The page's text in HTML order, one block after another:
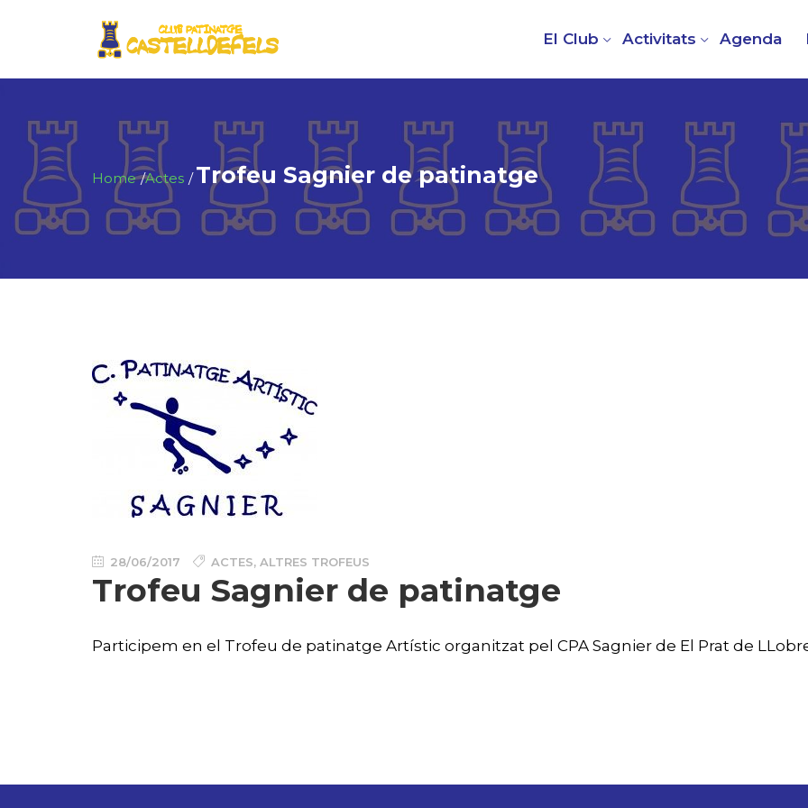
El Club Activitats Agenda
Home Actes Trofeu Sagnier de patinatge
28/06/2017 ACTES, ALTRES TROFEUS
Trofeu Sagnier de patinatge
Participem en el Trofeu de patinatge Artístic organitzat pel CPA Sagnier de El Prat de